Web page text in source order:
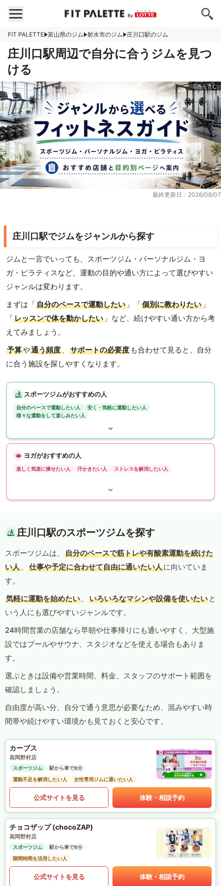
FIT PALETTE 富山県のジム 射水市のジム 庄川口駅のジム
庄川口駅周辺で自分に合うジムを見つ
ける
最終更新日：2026/08/07
庄川口駅でジムをジャンルから探す
ジムと一言でいっても、スポーツジム・パーソナルジム・ヨ
ガ・ピラティスなど、運動の目的や通い方によって選びやすい
ジャンルは変わります。
まずは「自分のペースで運動したい 」「個別に教わりたい 」
「レッスンで体を動かしたい 」など、続けやすい通い方から考
えてみましょう。
予算や通う頻度 、 サポートの必要度 も合わせて見ると、自分
に合う施設を探しやすくなります。
スポーツジムがおすすめの人
自分のペースで運動したい人
安く・気軽に運動したい人
様々な運動をして楽しみたい人
ヨガがおすすめの人
楽しく気楽に痩せたい人 汗かきたい人 ストレスを解消したい人
庄川口駅のスポーツジムを探す
スポーツジムは、
自分のペースで筋トレや有酸素運動を続けた
い人 、 仕事や予定に合わせて自由に通いたい人に向いていま
す。
気軽に運動を始めたい 、 いろいろなマシンや設備を使いたい と
いう人にも選びやすいジャンルです。
24時間営業の店舗なら早朝や仕事帰りにも通いやすく、大型施
設ではプールやサウナ、スタジオなどを使える場合もありま
す。
選ぶときは設備や営業時間、料金、スタッフのサポート範囲を
確認しましょう。
自由度が高い分、自分で通う意思が必要なため、混みやすい時
間帯や続けやすい環境かも見ておくと安心です。
カーブス
高岡野村店
スポーツジム
駅から車で8分
運動不足を解消したい人
女性専用ジムに通いたい人
公式サイトを見る 体験・相談予約
チョコザップ (chocoZAP)
高岡野村店
スポーツジム
駅から車で8分
隙間時間を活用したい人
公式サイトを見る 体験・相談予約